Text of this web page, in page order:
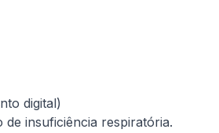
digital)
insuficiência respiratória.